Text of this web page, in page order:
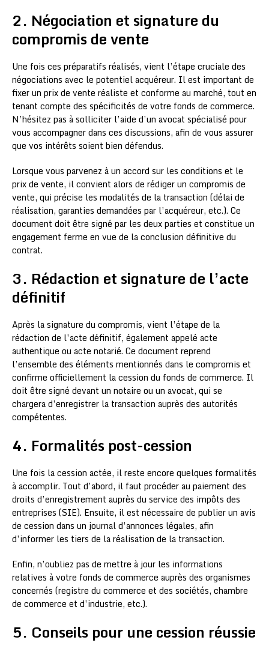
2. Négociation et signature du
compromis de vente
Une fois ces préparatifs réalisés, vient l’étape cruciale des
négociations avec le potentiel acquéreur. Il est important de
fixer un prix de vente réaliste et conforme au marché, tout en
tenant compte des spécificités de votre fonds de commerce.
N’hésitez pas à solliciter l’aide d’un avocat spécialisé pour
vous accompagner dans ces discussions, afin de vous assurer
que vos intérêts soient bien défendus.
Lorsque vous parvenez à un accord sur les conditions et le
prix de vente, il convient alors de rédiger un compromis de
vente, qui précise les modalités de la transaction (délai de
réalisation, garanties demandées par l’acquéreur, etc.). Ce
document doit être signé par les deux parties et constitue un
engagement ferme en vue de la conclusion définitive du
contrat.
3. Rédaction et signature de l’acte
définitif
Après la signature du compromis, vient l’étape de la
rédaction de l’acte définitif, également appelé acte
authentique ou acte notarié. Ce document reprend
l’ensemble des éléments mentionnés dans le compromis et
confirme officiellement la cession du fonds de commerce. Il
doit être signé devant un notaire ou un avocat, qui se
chargera d’enregistrer la transaction auprès des autorités
compétentes.
4. Formalités post-cession
Une fois la cession actée, il reste encore quelques formalités
à accomplir. Tout d’abord, il faut procéder au paiement des
droits d’enregistrement auprès du service des impôts des
entreprises (SIE). Ensuite, il est nécessaire de publier un avis
de cession dans un journal d’annonces légales, afin
d’informer les tiers de la réalisation de la transaction.
Enfin, n’oubliez pas de mettre à jour les informations
relatives à votre fonds de commerce auprès des organismes
concernés (registre du commerce et des sociétés, chambre
de commerce et d’industrie, etc.).
5. Conseils pour une cession réussie